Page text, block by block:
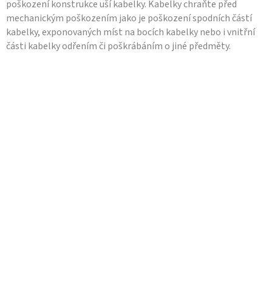
poškození konstrukce uší kabelky. Kabelky chraňte před
mechanickým poškozením jako je poškození spodních částí
kabelky, exponovaných míst na bocích kabelky nebo i vnitřní
části kabelky odřením či poškrábáním o jiné předměty.